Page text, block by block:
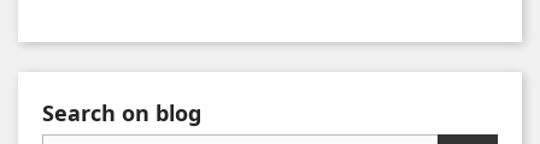
Search on blog